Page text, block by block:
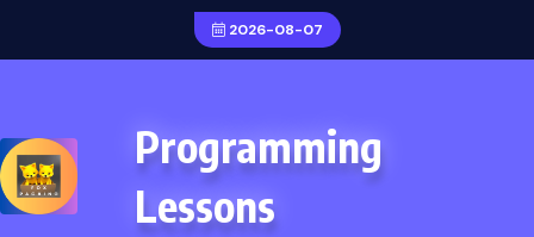
2026-08-07
Programming
Lessons